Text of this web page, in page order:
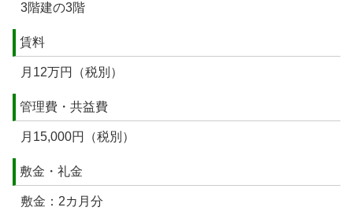
3階建の3階
賃料
月12万円（税別）
管理費・共益費
月15,000円（税別）
敷金・礼金
敷金：2カ月分